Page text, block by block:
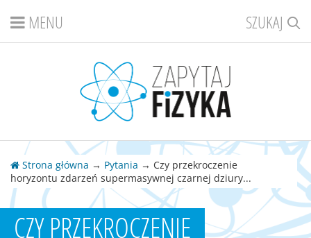
SZUKAJ
MENU
Strona główna → Pytania → Czy przekroczenie
horyzontu zdarzeń supermasywnej czarnej dziury...
CZY PRZEKROCZENIE